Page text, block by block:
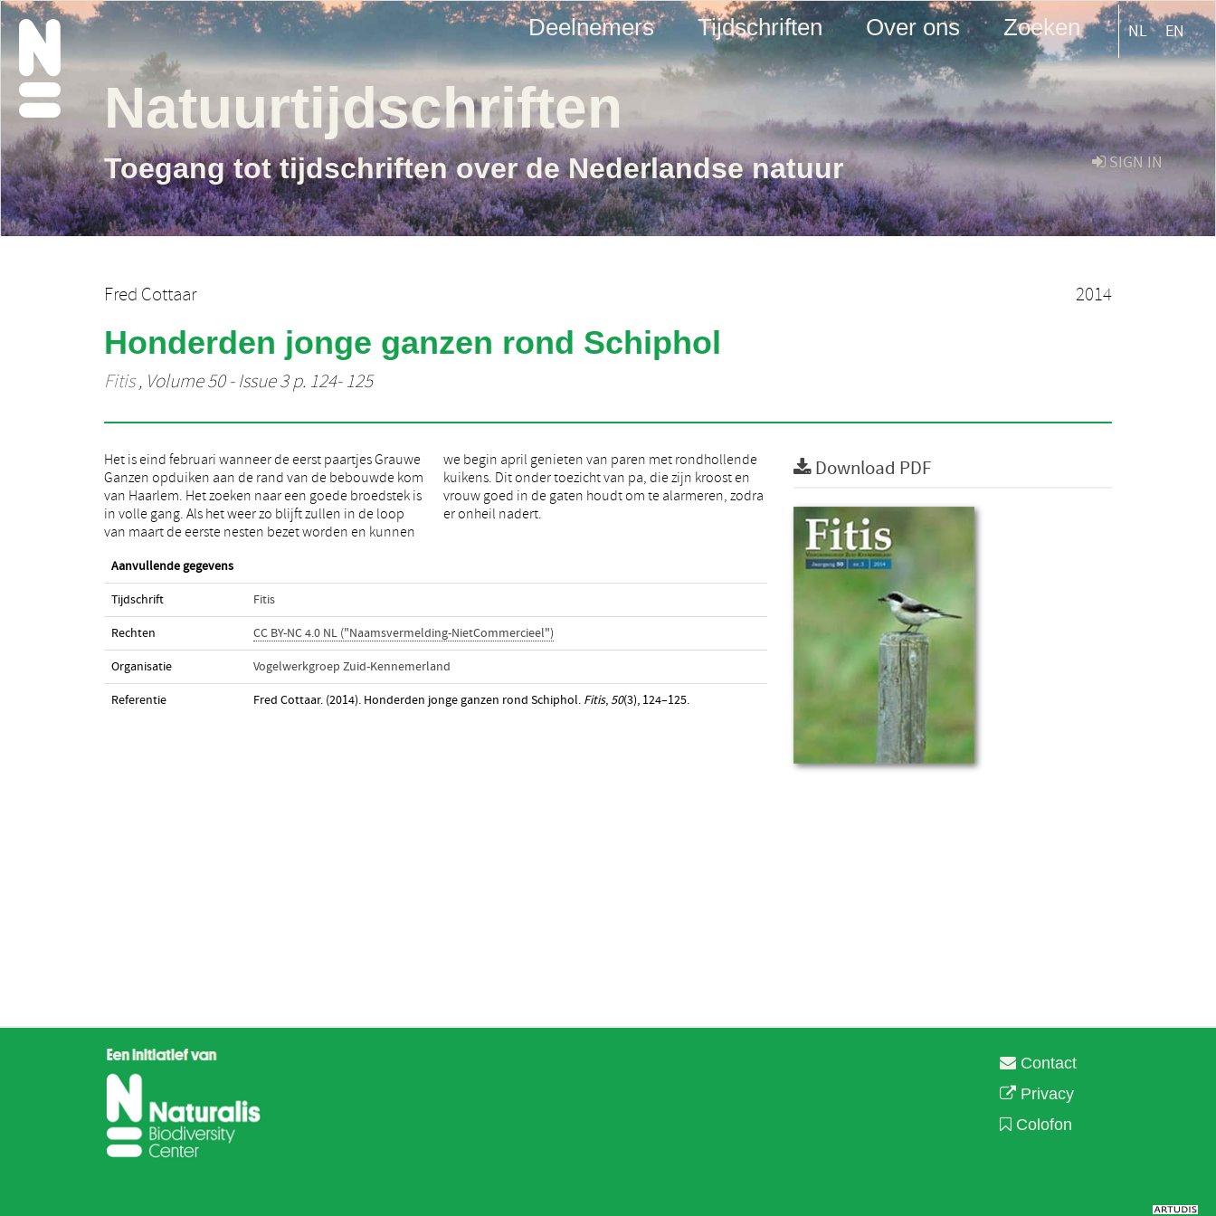
Deelnemers Tijdschriften Over ons Zoeken NL EN
SIGN IN
Natuurtijdschriften
Toegang tot tijdschriften over de Nederlandse natuur
Fred Cottaar 2014
Honderden jonge ganzen rond Schiphol
Fitis, Volume 50 - Issue 3 p. 124- 125
Het is eind februari wanneer de eerst paartjes Grauwe
Ganzen opduiken aan de rand van de bebouwde kom
van Haarlem. Het zoeken naar een goede broedstek is
in volle gang. Als het weer zo blijft zullen in de loop
van maart de eerste nesten bezet worden en kunnen
we begin april genieten van paren met rondhollende
kuikens. Dit onder toezicht van pa, die zijn kroost en
vrouw goed in de gaten houdt om te alarmeren, zodra
er onheil nadert.
Aanvullende gegevens
Tijdschrift Fitis
Rechten CC BY-NC 4.0 NL ("Naamsvermelding-NietCommercieel")
Organisatie Vogelwerkgroep Zuid-Kennemerland
Referentie Fred Cottaar. (2014). Honderden jonge ganzen rond Schiphol. Fitis,50(3), 124–125.
Download PDF
Contact
Privacy
Colofon